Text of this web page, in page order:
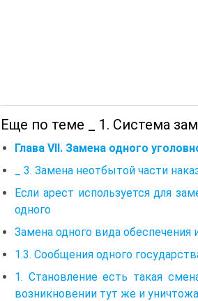
Еще по теме _ 1. Система
Глава VII. Замена одного
_ 3. Замена неотбытой части
Если арест используется для
одного
Замена одного вида обеспечения
1.3. Сообщения одного
1. Становление есть такая
возникновении тут же и